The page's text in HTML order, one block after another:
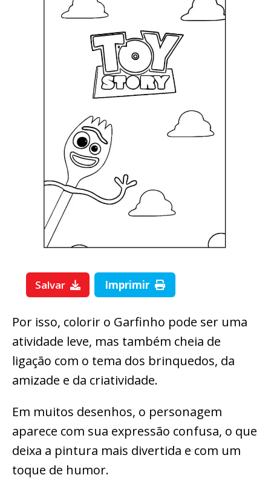
Salvar Imprimir
Por isso, colorir o Garfinho pode ser uma
atividade leve, mas também cheia de
ligação com o tema dos brinquedos, da
amizade e da criatividade.
Em muitos desenhos, o personagem
aparece com sua expressão confusa, o que
deixa a pintura mais divertida e com um
toque de humor.